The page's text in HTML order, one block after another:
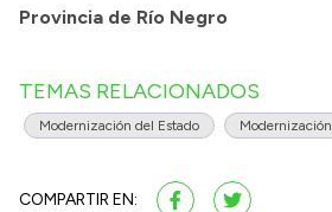
Provincia de Río Negro
TEMAS RELACIONADOS
Modernización del Estado Modernización
COMPARTIR EN: